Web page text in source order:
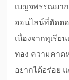
เบญจพรรณยา
ออนไลน์ที่ตัดต
เนื่องจากทุเรี
ทอง ความคาด
อยากได้อร่อย